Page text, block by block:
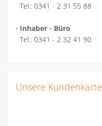
Tel.: 0341 - 2 31 55 88
· Inhaber - Büro
Tel.: 0341 - 2 32 41 90
Unsere Kundenkarte